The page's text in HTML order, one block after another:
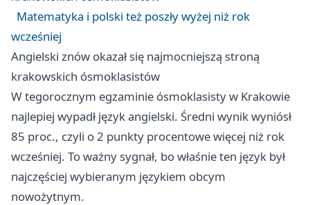
Matematyka i polski też poszły wyżej niż rok
wcześniej
Angielski znów okazał się najmocniejszą stroną
krakowskich ósmoklasistów
W tegorocznym egzaminie ósmoklasisty w Krakowie
najlepiej wypadł język angielski. Średni wynik wyniósł
85 proc., czyli o 2 punkty procentowe więcej niż rok
wcześniej. To ważny sygnał, bo właśnie ten język był
najczęściej wybieranym językiem obcym
nowożytnym.